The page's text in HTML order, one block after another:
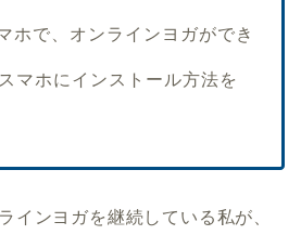
ホで、オンラインヨガができ
マホにインストール方法を
インヨガを継続している私が、